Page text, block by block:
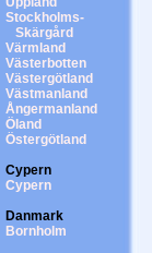
Stockholms-
Skärgård
Värmland
Västerbotten
Västergötland
Västmanland
Ångermanland
Öland
Östergötland
Cypern
Cypern
Danmark
Bornholm